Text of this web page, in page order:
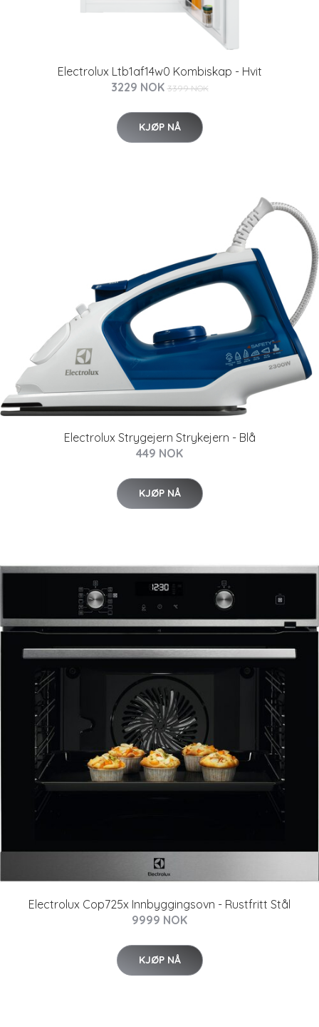
Electrolux Ltb1af14w0 Kombiskap - Hvit
3229 NOK 3399 NOK
KJØP NÅ
Electrolux Strygejern Strykejern - Blå
449 NOK
KJØP NÅ
Electrolux Cop725x Innbyggingsovn - Rustfritt Stål
9999 NOK
KJØP NÅ